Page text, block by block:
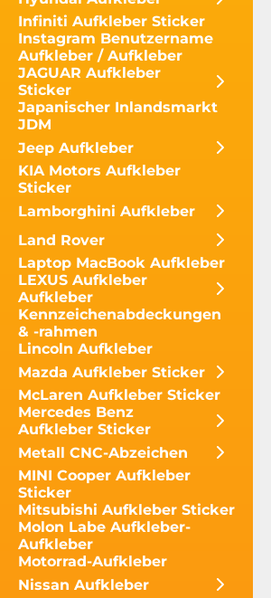
Infiniti Aufkleber Sticker
Instagram Benutzername
Aufkleber / Aufkleber
JAGUAR Aufkleber
Sticker
Japanischer Inlandsmarkt
JDM
Jeep Aufkleber
KIA Motors Aufkleber
Sticker
Lamborghini Aufkleber
Land Rover
Laptop MacBook Aufkleber
LEXUS Aufkleber
Aufkleber
Kennzeichenabdeckungen
& -rahmen
Lincoln Aufkleber
Mazda Aufkleber Sticker
McLaren Aufkleber Sticker
Mercedes Benz
Aufkleber Sticker
Metall CNC-Abzeichen
MINI Cooper Aufkleber
Sticker
Mitsubishi Aufkleber Sticker
Molon Labe Aufkleber-
Aufkleber
Motorrad-Aufkleber
Nissan Aufkleber